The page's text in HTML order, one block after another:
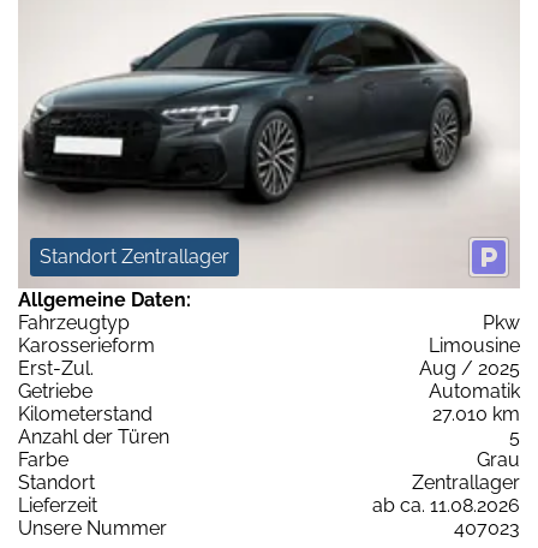
Standort Zentrallager
Allgemeine Daten:
Fahrzeugtyp
Pkw
Karosserieform
Limousine
Erst-Zul.
Aug / 2025
Getriebe
Automatik
Kilometerstand
27.010 km
Anzahl der Türen
5
Farbe
Grau
Standort
Zentrallager
Lieferzeit
ab ca. 11.08.2026
Unsere Nummer
407023